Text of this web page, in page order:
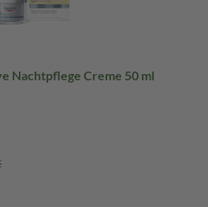
Nachtpflege Creme 50 ml